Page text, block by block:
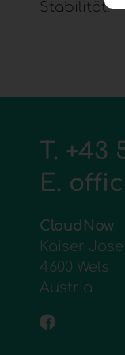
Stabilität.
T. +43
E.
CloudNow
Kaiser
4600 Wels
Austria